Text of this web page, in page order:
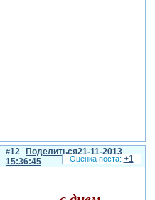
Поделиться
12
21-11-2013
15:36:45
+1